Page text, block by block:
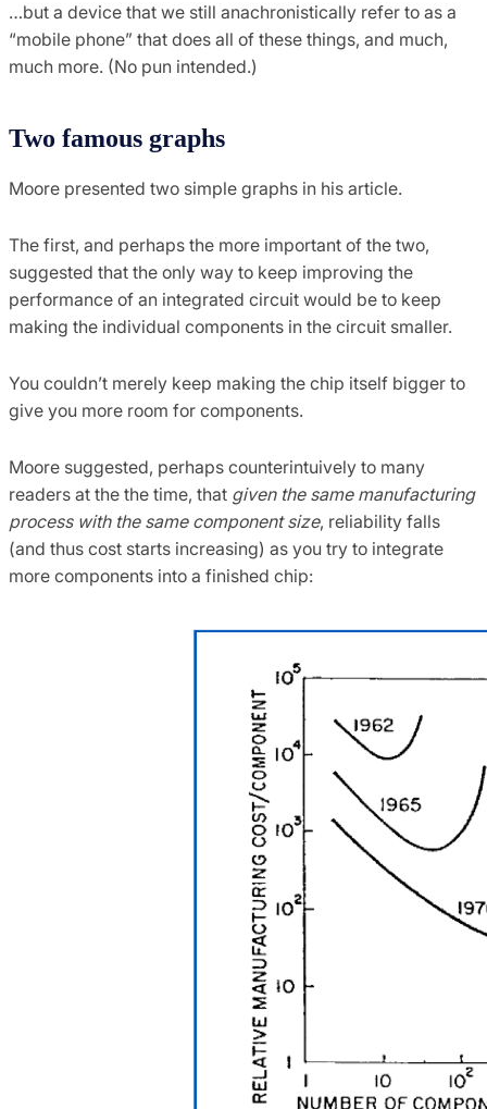
…but a device that we still anachronistically refer to as a
“mobile phone” that does all of these things, and much,
much more. (No pun intended.)
Two famous graphs
Moore presented two simple graphs in his article.
The first, and perhaps the more important of the two,
suggested that the only way to keep improving the
performance of an integrated circuit would be to keep
making the individual components in the circuit smaller.
You couldn’t merely keep making the chip itself bigger to
give you more room for components.
Moore suggested, perhaps counterintuively to many
readers at the the time, that given the same manufacturing
process with the same component size, reliability falls
(and thus cost starts increasing) as you try to integrate
more components into a finished chip: